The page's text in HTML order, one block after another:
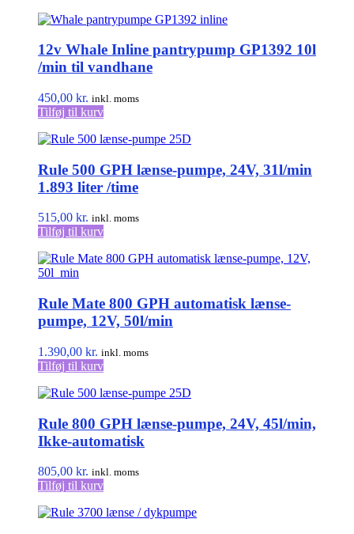
12v Whale Inline pantrypump GP1392 10l
/min til vandhane
450,00 kr. inkl. moms
Tilføj til kurv
Rule 500 GPH lænse-pumpe, 24V, 31l/min
1.893 liter /time
515,00 kr. inkl. moms
Tilføj til kurv
Rule Mate 800 GPH automatisk lænse-
pumpe, 12V, 50l/min
1.390,00 kr. inkl. moms
Tilføj til kurv
Rule 800 GPH lænse-pumpe, 24V, 45l/min,
Ikke-automatisk
805,00 kr. inkl. moms
Tilføj til kurv